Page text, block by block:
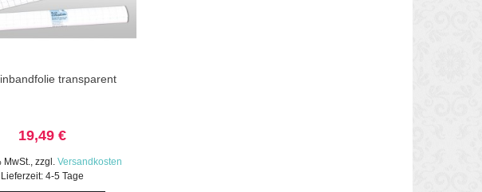
transparent
19,49 €
MwSt.,zzgl.Versandkosten
Lieferzeit: 4-5 Tage